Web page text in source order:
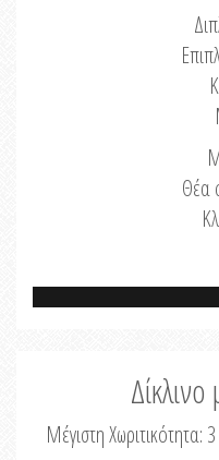
Θέα
Μέγιστη Χωριτικότητα: